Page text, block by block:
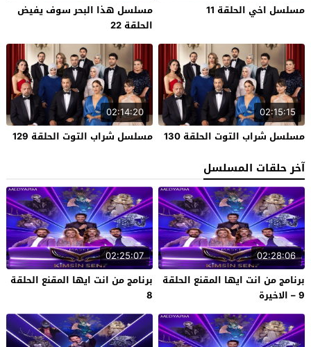
مسلسل اخي الحلقة 11
مسلسل هذا البحر سوف يفيض
الحلقة 22
02:15:15
مسلسل شراب التوت الحلقة 130
02:14:20
مسلسل شراب التوت الحلقة 129
آخر حلقات المسلسل
02:28:06
برنامج من انت ايها المقنع الحلقة
9 – الاخيرة
02:25:07
برنامج من انت ايها المقنع الحلقة
8